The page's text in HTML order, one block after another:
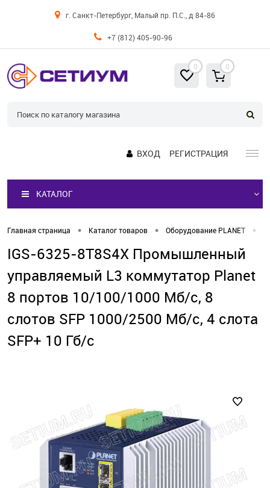
г. Санкт-Петербург, Малый пр. П.С., д 84-86
+7 (812) 405-90-96
0 0
ВХОД РЕГИСТРАЦИЯ
КАТАЛОГ
Главная страница • Каталог товаров • Оборудование PLANET •
IGS-6325-8T8S4X Промышленный
управляемый L3 коммутатор Planet
8 портов 10/100/1000 Мб/с, 8
слотов SFP 1000/2500 Мб/с, 4 слота
SFP+ 10 Гб/с